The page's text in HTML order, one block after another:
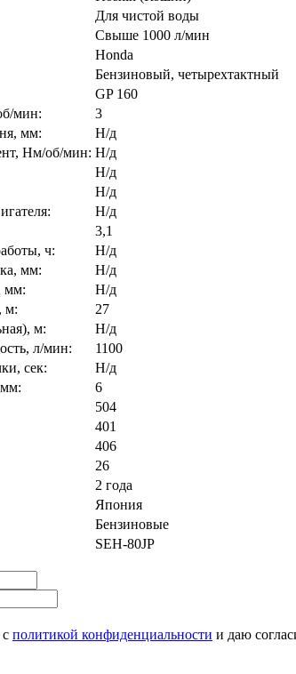
Для чистой воды
Свыше 1000 л/мин
Honda
Бензиновый, четырехтактный
GP 160
мин:
3
мм:
Н/д
Нм/об/мин: Н/д
Н/д
Н/д
Н/д
3,1
ч:
Н/д
мм:
Н/д
мм:
Н/д
м:
27
м:
Н/д
л/мин:
1100
сек:
Н/д
6
504
401
406
26
2 года
Япония
Бензиновые
SEH-80JP
политикой конфиденциальности и даю